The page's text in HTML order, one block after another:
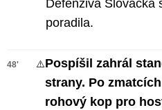
Defenziva Slovácka
poradila.
48' ⚠️Pospíšil zahrál
strany. Po
rohový kop pro